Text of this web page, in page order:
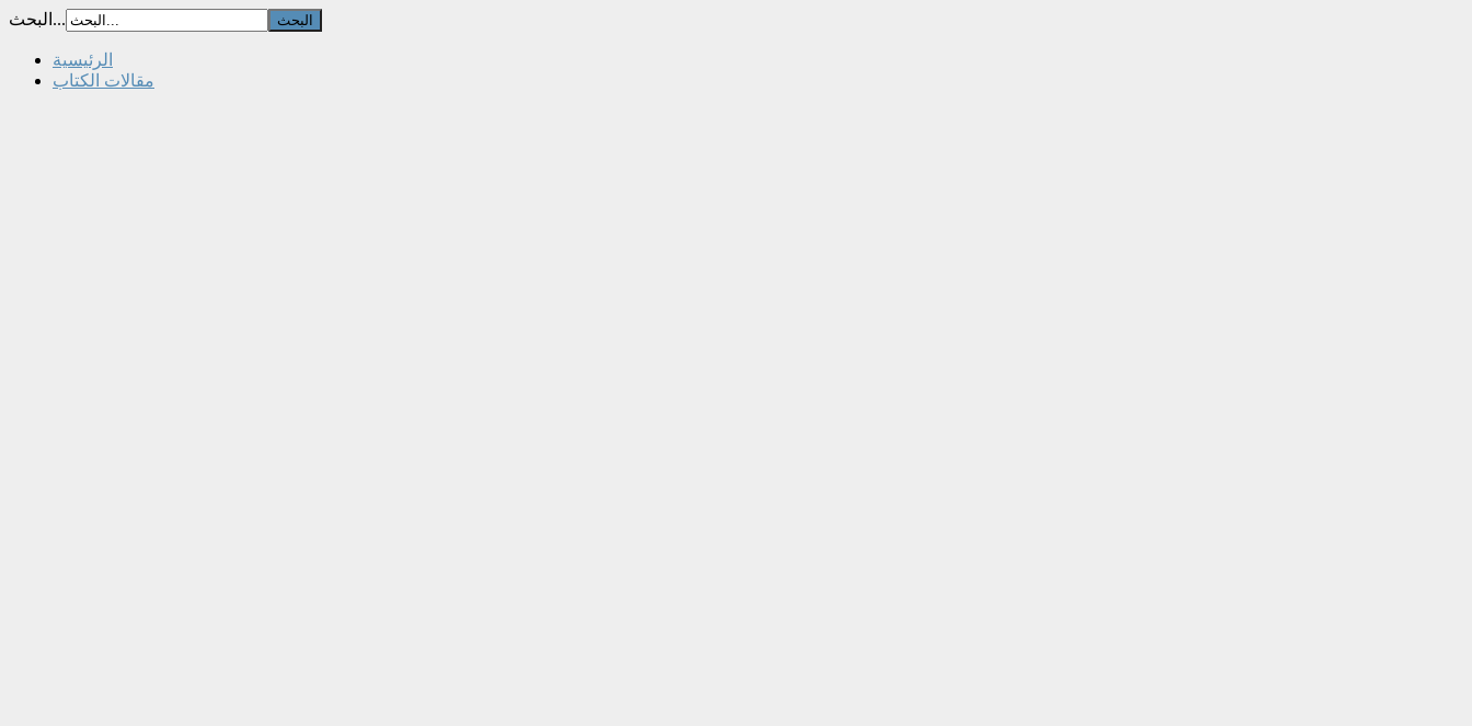
البحث...
الرئيسية
مقالات الكتاب